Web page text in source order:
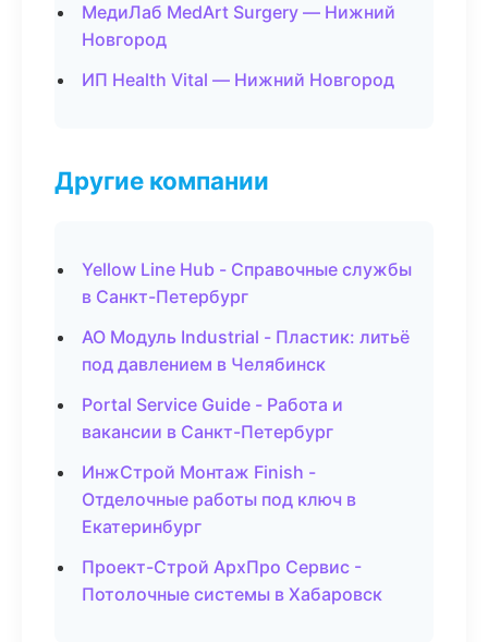
МедиЛаб MedArt Surgery — Нижний
Новгород
ИП Health Vital — Нижний Новгород
Другие компании
Yellow Line Hub - Справочные службы
в Санкт-Петербург
АО Модуль Industrial - Пластик: литьё
под давлением в Челябинск
Portal Service Guide - Работа и
вакансии в Санкт-Петербург
ИнжСтрой Монтаж Finish -
Отделочные работы под ключ в
Екатеринбург
Проект-Строй АрхПро Сервис -
Потолочные системы в Хабаровск